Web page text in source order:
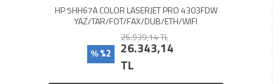
HP 5HH67A COLOR LASERJET PRO 4303FDW
YAZ/TAR/FOT/FAX/DUB/ETH/WIFI
% %2
26.939,14 TL
26.343,14
TL